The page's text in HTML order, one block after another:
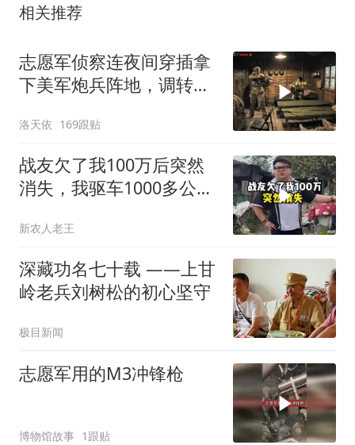
相关推荐
志愿军侦察连夜间穿插拿
下美军炮兵阵地，调转炮
洛天依 169跟贴
战友欠了我100万后突然
消失，我驱车1000多公里
新农人老王
深藏功名七十载 ——上甘
岭老兵刘树松的初心坚守
极目新闻
志愿军用的M3冲锋枪
博物馆故事 1跟贴